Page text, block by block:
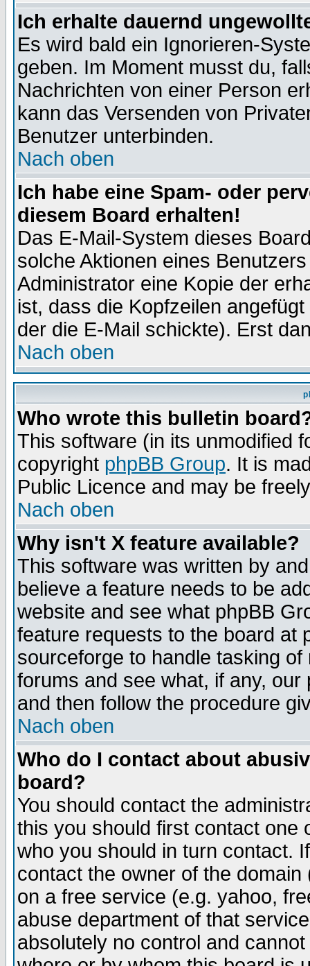
Ich erhalte dauernd
Es wird bald ein Ignorieren-
geben. Im Moment musst du,
Nachrichten von einer Person
kann das Versenden von
Benutzer unterbinden.
Nach oben
Ich habe eine Spam- oder
diesem Board erhalten!
Das E-Mail-System dieses
solche Aktionen eines
Administrator eine Kopie der
ist, dass die Kopfzeilen
der die E-Mail schickte). Erst
Nach oben
Who wrote this bulletin
This software (in its unmodified
copyright phpBB Group. It is
Public Licence and may be
Nach oben
Why isn't X feature available?
This software was written by
believe a feature needs to be
website and see what phpBB
feature requests to the board at
sourceforge to handle tasking
forums and see what, if any,
and then follow the procedure
Nach oben
Who do I contact about
board?
You should contact the
this you should first contact one
who you should in turn contact.
contact the owner of the
on a free service (e.g. yahoo,
abuse department of that
absolutely no control and